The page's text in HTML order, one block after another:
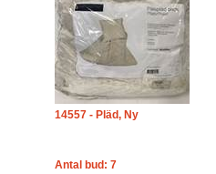
14557 - Pläd, Ny
Antal bud: 7